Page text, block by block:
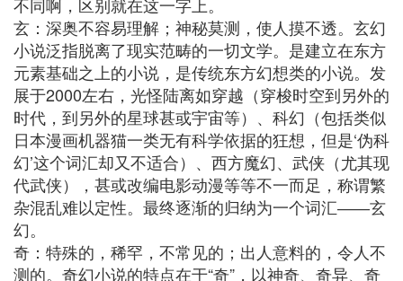
玄：深奥不容易理解；神秘莫测，使人摸不透。玄幻
小说泛指脱离了现实范畴的一切文学。是建立在东方
元素基础之上的小说，是传统东方幻想类的小说。发
展于2000左右，光怪陆离如穿越（穿梭时空到另外的
时代，到另外的星球甚或宇宙等）、科幻（包括类似
日本漫画机器猫一类无有科学依据的狂想，但是‘伪科
幻’这个词汇却又不适合）、西方魔幻、武侠（尤其现
代武侠），甚或改编电影动漫等等不一而足，称谓繁
杂混乱难以定性。最终逐渐的归纳为一个词汇――玄
幻。
奇：特殊的，稀罕，不常见的；出人意料的，令人不
测的。奇幻小说的特点在于“奇”，以神奇、奇异、奇